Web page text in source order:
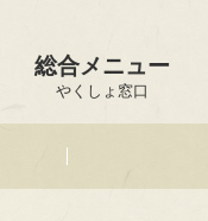
総合メニュー
やくしょ窓口